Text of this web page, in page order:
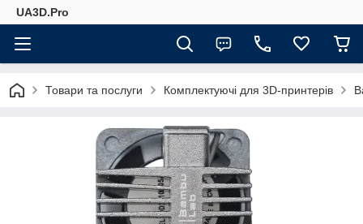
UA3D.Pro
Товари та послуги Комплектуючі для 3D-принтерів